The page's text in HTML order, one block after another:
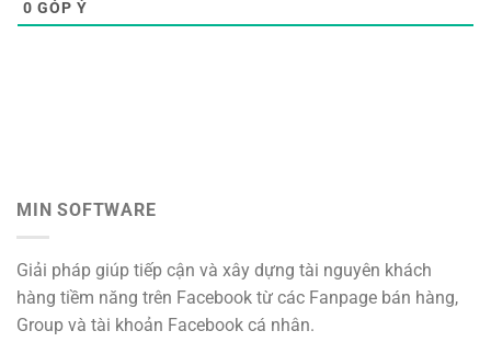
0 GÓP Ý
MIN SOFTWARE
Giải pháp giúp tiếp cận và xây dựng tài nguyên khách
hàng tiềm năng trên Facebook từ các Fanpage bán hàng,
Group và tài khoản Facebook cá nhân.